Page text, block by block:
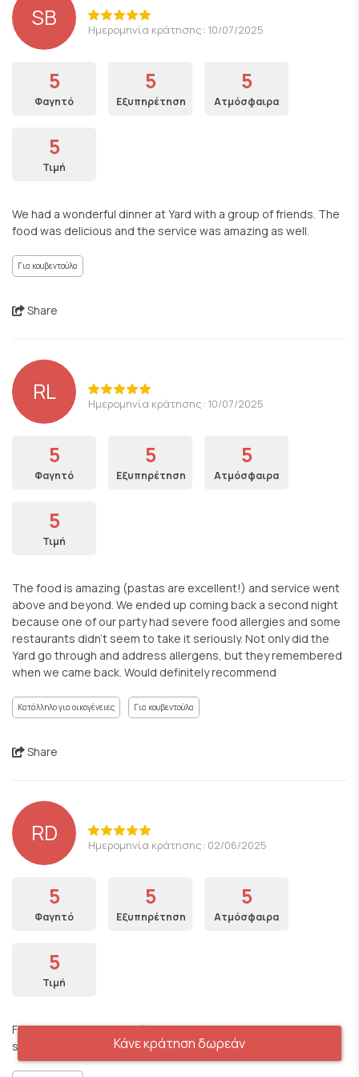
SB Ημερομηνία κράτησης: 10/07/2025
5
Φαγητό
5
Εξυπηρέτηση
5
Ατμόσφαιρα
5
Τιμή
We had a wonderful dinner at Yard with a group of friends. The
food was delicious and the service was amazing as well.
Για κουβεντούλα
Share
RL Ημερομηνία κράτησης: 10/07/2025
5
Φαγητό
5
Εξυπηρέτηση
5
Ατμόσφαιρα
5
Τιμή
The food is amazing (pastas are excellent!) and service went
above and beyond. We ended up coming back a second night
because one of our party had severe food allergies and some
restaurants didn’t seem to take it seriously. Not only did the
Yard go through and address allergens, but they remembered
when we came back. Would definitely recommend
Κατάλληλο για οικογένειες Για κουβεντούλα
Share
RD Ημερομηνία κράτησης: 02/06/2025
5
Φαγητό
5
Εξυπηρέτηση
5
Ατμόσφαιρα
5
Τιμή
Fifth time in Athens and first time at the Yard. The food and
service were excellent. The quality was above par for sure .
Κάνε κράτηση δωρεάν